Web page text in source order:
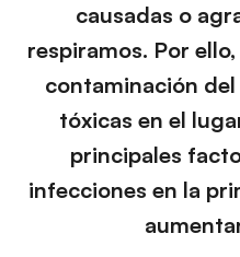
causadas o
respiramos. Por
contaminación
tóxicas en el
principales
infecciones en la